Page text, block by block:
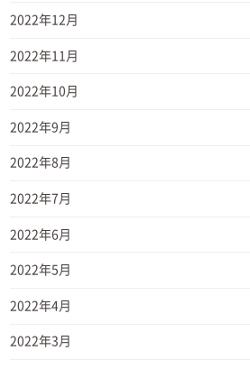
2022年12月
2022年11月
2022年10月
2022年9月
2022年8月
2022年7月
2022年6月
2022年5月
2022年4月
2022年3月